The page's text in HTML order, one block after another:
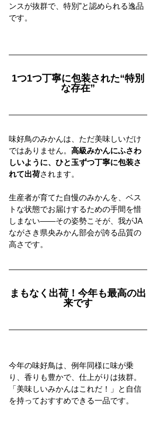
ンスが抜群で、特別”と認められる逸品
です。
1つ1つ丁寧に包装された“特別
な存在”
味好鳥のみかんは、ただ美味しいだけ
ではありません。 高級みかんにふさわ
しいように、ひと玉ずつ丁寧に包装さ
れて出荷されます。
生産者が育てた自慢のみかんを、ベス
トな状態でお届けするための手間を惜
しまない——その姿勢こそが、我がJA
ながさき県央みかん部会が誇る品質の
高さです。
まもなく出荷！今年も最高の出
来です
今年の味好鳥は、例年同様に味が乗
り、香りも豊かで、仕上がりは抜群。
「美味しいみかんはこれだ！」と自信
を持っておすすめできる一品です。